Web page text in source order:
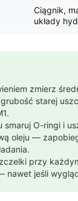
Ciągnik,
układy
zmierz
starej
smaruj O-ringi i
oleju —
przy
nawet jeśli